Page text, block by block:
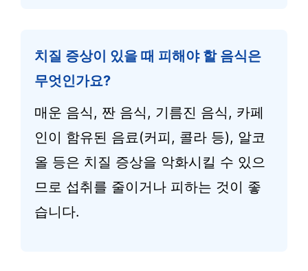
치질 증상이 있을 때 피해야 할 음식은
무엇인가요?
매운 음식, 짠 음식, 기름진 음식, 카페
인이 함유된 음료(커피, 콜라 등), 알코
올 등은 치질 증상을 악화시킬 수 있으
므로 섭취를 줄이거나 피하는 것이 좋
습니다.